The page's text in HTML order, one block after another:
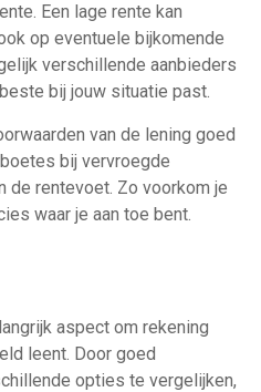
Een lage rente kan
op eventuele bijkomende
verschillende aanbieders
bij jouw situatie past.
van de lening goed
bij vervroegde
de rentevoet. Zo voorkom je
waar je aan toe bent.
aspect om rekening
leent. Door goed
opties te vergelijken,